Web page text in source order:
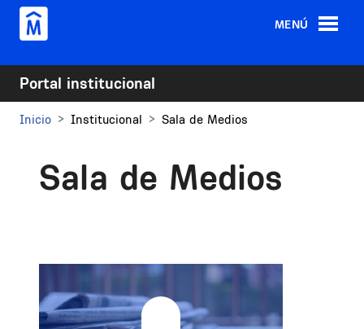
Pasar al contenido principal
MENÚ
Portal institucional
Inicio Institucional Sala de Medios
Sala de Medios